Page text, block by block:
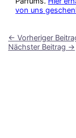
von uns
← Vorheriger
Nächster Beitrag →